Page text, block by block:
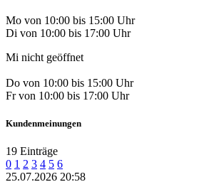
Mo von 10:00 bis 15:00 Uhr
Di von 10:00 bis 17:00 Uhr
Mi nicht geöffnet
Do von 10:00 bis 15:00 Uhr
Fr von 10:00 bis 17:00 Uhr
Kundenmeinungen
19 Einträge
0 1 2 3 4 5 6
25.07.2026 20:58